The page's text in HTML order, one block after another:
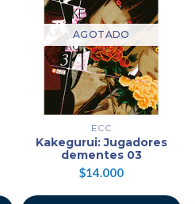
AGOTADO
ECC
Kakegurui: Jugadores
dementes 03
$14.000